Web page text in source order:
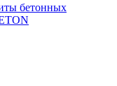
бетонных